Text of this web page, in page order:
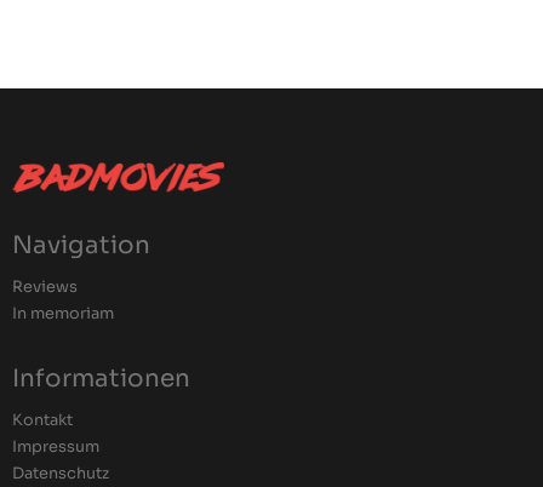
Navigation
Reviews
In memoriam
Informationen
Kontakt
Impressum
Datenschutz